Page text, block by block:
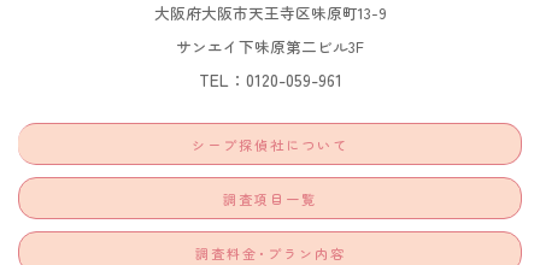
大阪府大阪市天王寺区味原町13-9​
サンエイ下味原第二ビル3F​
TEL：0120-059-961
シープ探偵社について
調査項目一覧
調査料金･プラン内容